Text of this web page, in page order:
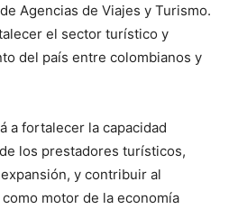
Agencias de Viajes y Turismo.
el sector turístico y
del país entre colombianos y
a fortalecer la capacidad
los prestadores turísticos,
y contribuir al
motor de la economía